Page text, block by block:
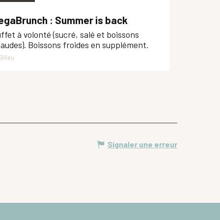
: Summer is back
à volonté (sucré, salé et boissons
Boissons froides en supplément.
Bilieu
Signaler une erreur